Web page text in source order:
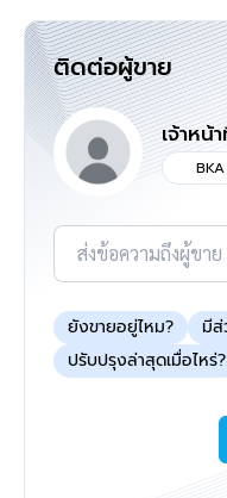
ติดต่อผู้ขาย
เจ้าหน้
ส่งข้อความถึงผู้ขาย
ยังขายอยู่ไหม? มีส่
ปรับปรุงล่าสุดเมื่อไหร่?